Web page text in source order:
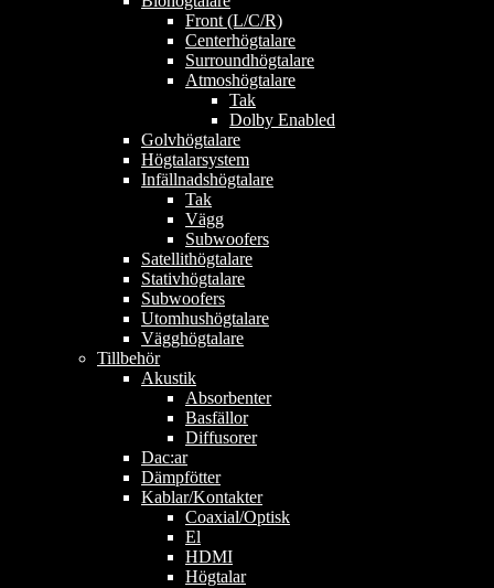
Front (L/C/R)
Centerhögtalare
Surroundhögtalare
Atmoshögtalare
Tak
Dolby Enabled
Golvhögtalare
Högtalarsystem
Infällnadshögtalare
Tak
Vägg
Subwoofers
Satellithögtalare
Stativhögtalare
Subwoofers
Utomhushögtalare
Vägghögtalare
Tillbehör
Akustik
Absorbenter
Basfällor
Diffusorer
Dac:ar
Dämpfötter
Kablar/Kontakter
Coaxial/Optisk
El
HDMI
Högtalar